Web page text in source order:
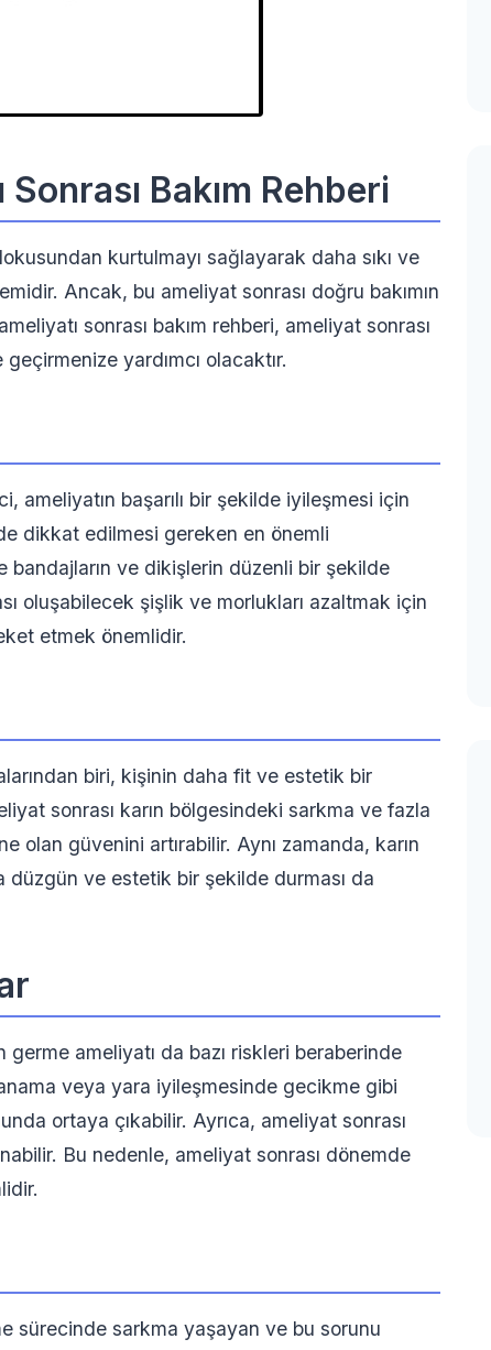
Bakım Rehberi
kurtulmayı sağlayarak daha sıkı ve
Ancak, bu ameliyat sonrası doğru bakımın
sonrası bakım rehberi, ameliyat sonrası
yardımcı olacaktır.
ameliyatın başarılı bir şekilde iyileşmesi için
dikkat edilmesi gereken en önemli
ve dikişlerin düzenli bir şekilde
oluşabilecek şişlik ve morlukları azaltmak için
etmek önemlidir.
biri, kişinin daha fit ve estetik bir
sonrası karın bölgesindeki sarkma ve fazla
güvenini artırabilir. Aynı zamanda, karın
ve estetik bir şekilde durması da
ameliyatı da bazı riskleri beraberinde
veya yara iyileşmesinde gecikme gibi
ortaya çıkabilir. Ayrıca, ameliyat sonrası
Bu nedenle, ameliyat sonrası dönemde
sürecinde sarkma yaşayan ve bu sorunu